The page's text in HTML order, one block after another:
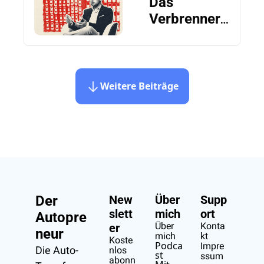
Verbrenner-
Problem. Es
ist China
(mein
Weitere Beiträge
Der
Autopre
neur
Die Auto-
New
slett
er
Koste
nlos
abonn
Über
mich
Über
mich
Podca
st
Supp
ort
Konta
kt
Impre
ssum